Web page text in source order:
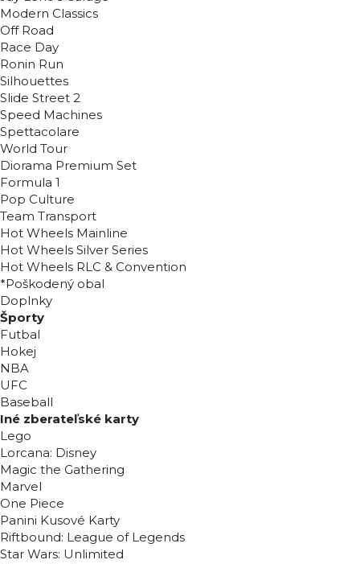
Modern Classics
Off Road
Race Day
Ronin Run
Silhouettes
Slide Street 2
Speed Machines
Spettacolare
World Tour
Diorama Premium Set
Formula 1
Pop Culture
Team Transport
Hot Wheels Mainline
Hot Wheels Silver Series
Hot Wheels RLC & Convention
*Poškodený obal
Doplnky
Športy
Futbal
Hokej
NBA
UFC
Baseball
Iné zberateľské karty
Lego
Lorcana: Disney
Magic the Gathering
Marvel
One Piece
Panini Kusové Karty
Riftbound: League of Legends
Star Wars: Unlimited